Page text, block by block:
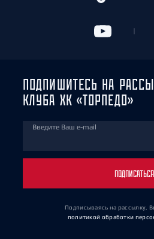
ПОДПИШИТЕСЬ НА
КЛУБА ХК «ТОРПЕДО»
Введите Ваш e-mail
ПОДПИСАТЬСЯ
Подписываясь на рассылку,
политикой обработки